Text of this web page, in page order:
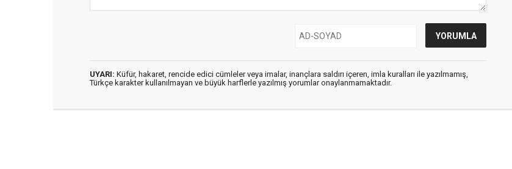
UYARI: Küfür, hakaret, rencide edici cümleler veya imalar, inançlara saldırı içeren, imla kuralları ile yazılmamış,
Türkçe karakter kullanılmayan ve büyük harflerle yazılmış yorumlar onaylanmamaktadır.